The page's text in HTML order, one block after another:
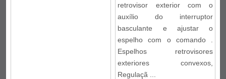
retrovisor exterior com o
auxílio do interruptor
basculante e ajustar o
espelho com o comando .
Espelhos retrovisores
exteriores convexos,
Regulaçã ...